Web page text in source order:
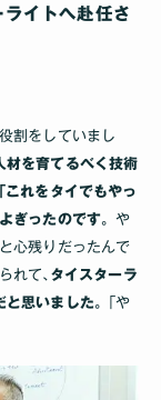
イトへ赴任さ
割をしていまし
材を育てるべく技術
これをタイでもやっ
ぎったのです。や
心残りだったんで
れて､ タイスターラ
思いました。
｢や